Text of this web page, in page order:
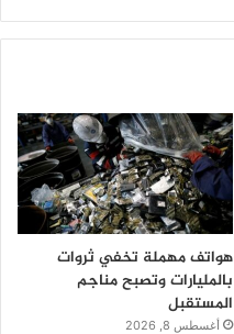
هواتف مهملة تخفي ثروات
بالمليارات وتصبح مناجم
المستقبل
أغسطس 8, 2026